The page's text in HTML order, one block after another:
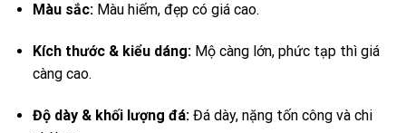
Màu sắc:Màu hiếm, đẹp có giá cao.
Kích thước & kiểu dáng:Mộ càng lớn, phức tạp thì giá
càng cao.
Độ dày & khối lượng đá:Đá dày, nặng tốn công và chi